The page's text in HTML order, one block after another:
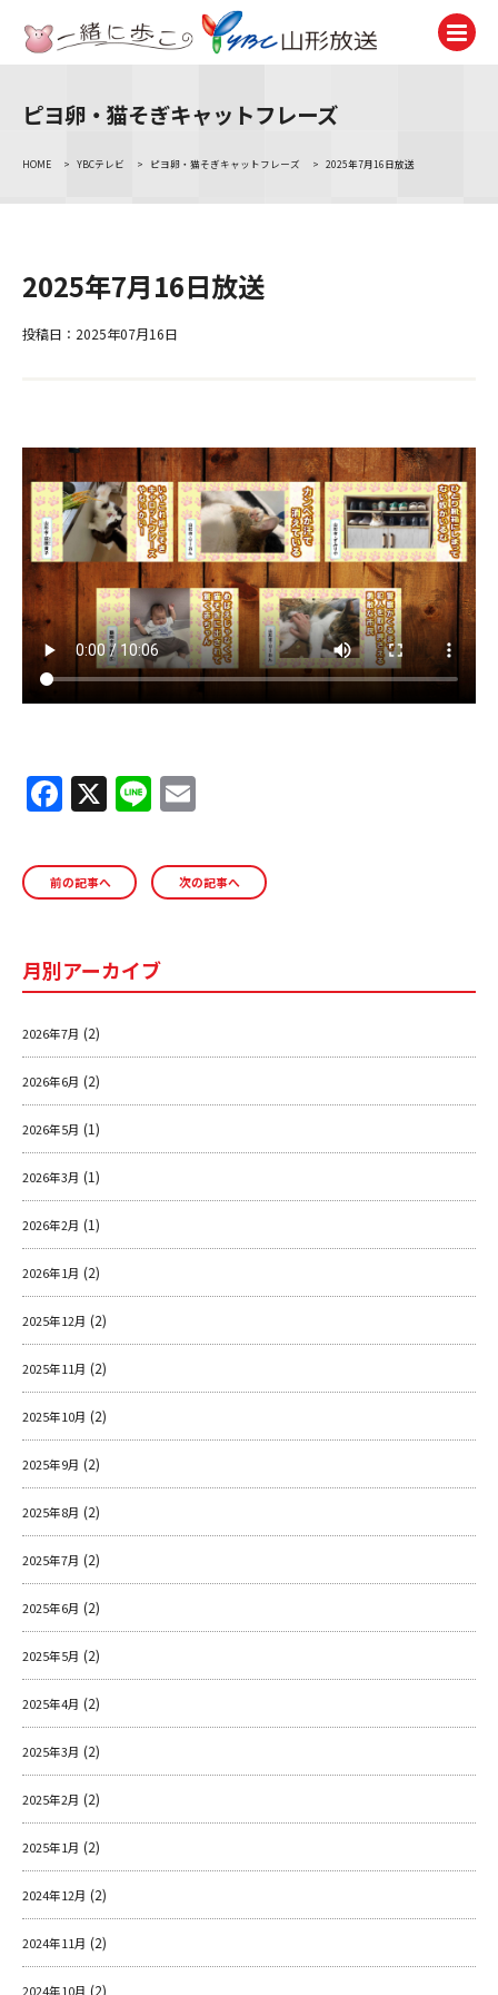
テレビ
News
アナウンサー
試写会・プレゼント
Present
ＹＢＣオンデマンド
やまがた情熱市場
ピヨ卵・猫そぎキャットフレーズ
HOME > YBCテレビ > ピヨ卵・猫そぎキャットフレーズ > 2025年7月16日放送
2025年7月16日放送
投稿日：2025年07月16日
F
a
c
e
o
o
k
X Li
n
e ai
l
前の記事へ 次の記事へ
月別アーカイブ
2026年7月 (2)
2026年6月 (2)
2026年5月 (1)
2026年3月 (1)
2026年2月 (1)
2026年1月 (2)
2025年12月 (2)
2025年11月 (2)
2025年10月 (2)
2025年9月 (2)
2025年8月 (2)
2025年7月 (2)
2025年6月 (2)
2025年5月 (2)
2025年4月 (2)
2025年3月 (2)
2025年2月 (2)
2025年1月 (2)
2024年12月 (2)
2024年11月 (2)
2024年10月 (2)